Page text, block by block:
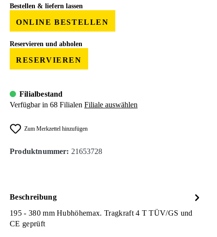
Bestellen & liefern lassen
ONLINE BESTELLEN
Reservieren und abholen
RESERVIEREN
Filialbestand
Verfügbar in 68 Filialen Filiale auswählen
Zum Merkzettel hinzufügen
Produktnummer: 21653728
Beschreibung
195 - 380 mm Hubhöhemax. Tragkraft 4 T TÜV/GS und
CE geprüft